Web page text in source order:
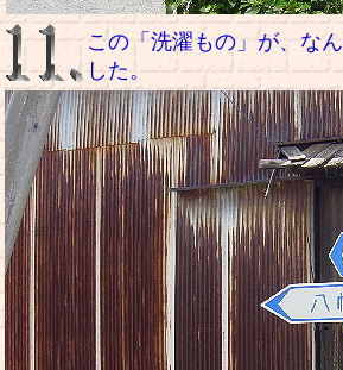
この「洗濯もの」が、な
した。